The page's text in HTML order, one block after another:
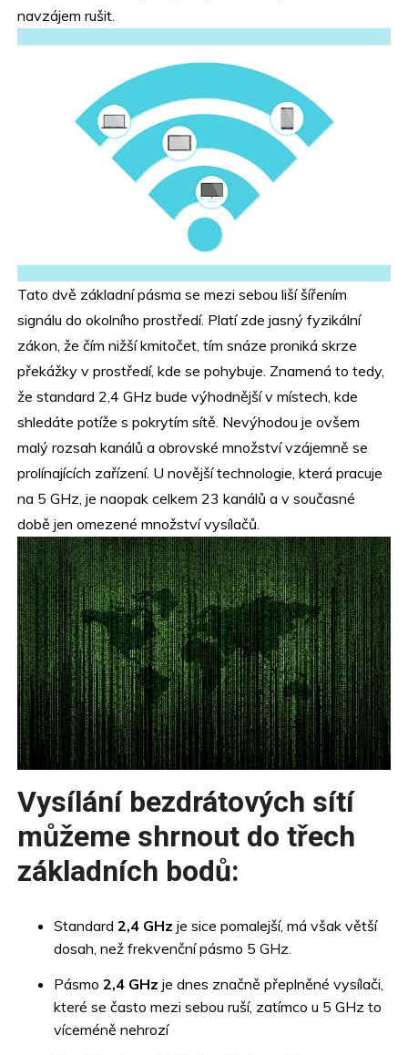
navzájem rušit.
Tato dvě základní pásma se mezi sebou liší šířením
signálu do okolního prostředí. Platí zde jasný fyzikální
zákon, že čím nižší kmitočet, tím snáze proniká skrze
překážky v prostředí, kde se pohybuje. Znamená to tedy,
že standard 2,4 GHz bude výhodnější v místech, kde
shledáte potíže s pokrytím sítě. Nevýhodou je ovšem
malý rozsah kanálů a obrovské množství vzájemně se
prolínajících zařízení. U novější technologie, která pracuje
na 5 GHz, je naopak celkem 23 kanálů a v současné
době jen omezené množství vysílačů.
Vysílání bezdrátových sítí
můžeme shrnout do třech
základních bodů:
Standard2,4 GHz je sice pomalejší, má však větší
dosah, než frekvenční pásmo 5 GHz.
Pásmo2,4 GHz je dnes značně přeplněné vysílači,
které se často mezi sebou ruší, zatímco u 5 GHz to
víceméně nehrozí